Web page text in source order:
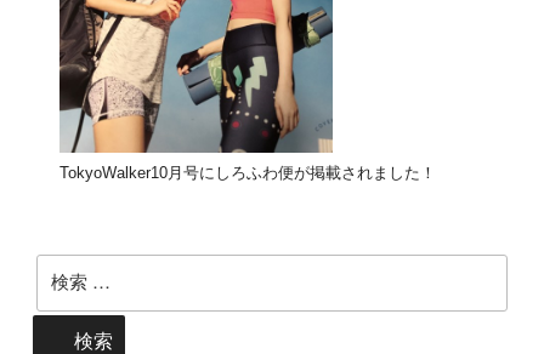
TokyoWalker10月号にしろふわ便が掲載されました！
検
索:
検索